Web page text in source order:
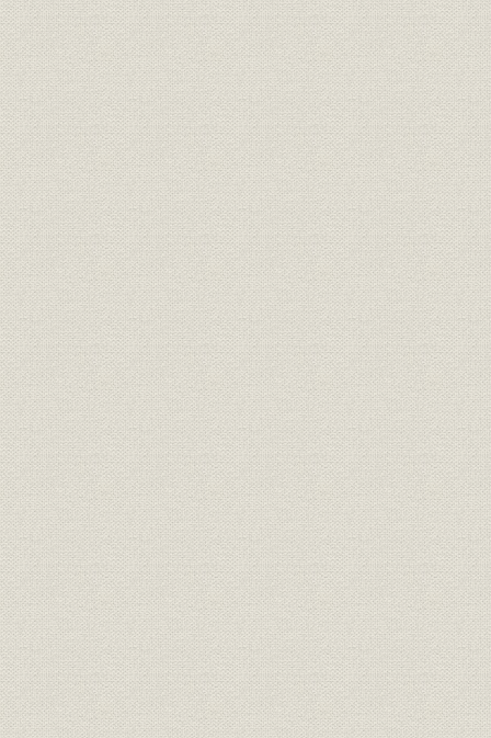
業//機械計算機室内部
定款 北海道炭礦汽船株式会社定款 明治40年8
定款 株式会社日本製鋼所定款 大正8年12
定款 輪西製鉄株式会社定款 昭和6年10
定款 日本製鉄株式会社定款 昭和9年1月
定款 富士製鉄株式会社定款
昭和25年4
11月29日
組織 職制 明治42年5
役員
北海道炭礦汽船株式会社時代役
員異動表
明治40年~
役員
北海道製鉄株式会社時代役員異
動表
大正6年~
役員
株式会社日本製鋼所時代役員異
動表 日本製鋼直営時代
大正8年12
役員
株式会社日本製鋼所時代役員異
動表 輪西製鉄組合時代
大正13年2
役員
輪西製鉄株式会社時代役員異動
表
昭和6年10
役員
日本製鉄株式会社役員異動表
昭和9年1